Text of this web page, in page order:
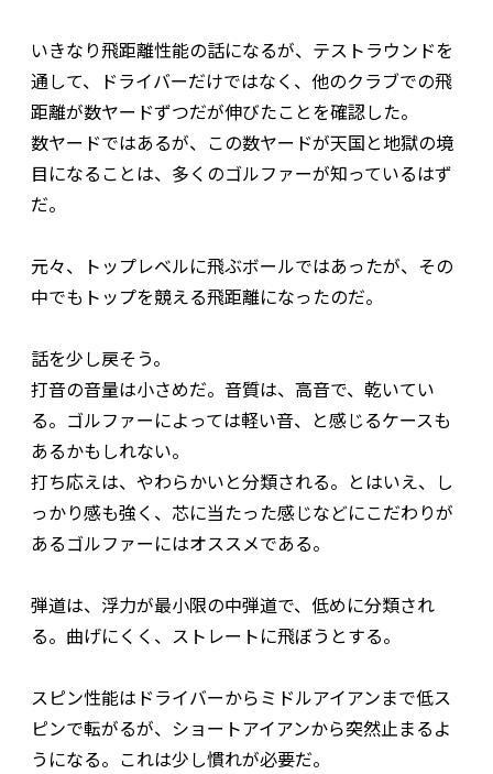
いきなり飛距離性能の話になるが、テストラウンドを
通して、ドライバーだけではなく、他のクラブでの飛
距離が数ヤードずつだが伸びたことを確認した。
数ヤードではあるが、この数ヤードが天国と地獄の境
目になることは、多くのゴルファーが知っているはず
だ。
元々、トップレベルに飛ぶボールではあったが、その
中でもトップを競える飛距離になったのだ。
話を少し戻そう。
打音の音量は小さめだ。音質は、高音で、乾いてい
る。ゴルファーによっては軽い音、と感じるケースも
あるかもしれない。
打ち応えは、やわらかいと分類される。とはいえ、し
っかり感も強く、芯に当たった感じなどにこだわりが
あるゴルファーにはオススメである。
弾道は、浮力が最小限の中弾道で、低めに分類され
る。曲げにくく、ストレートに飛ぼうとする。
スピン性能はドライバーからミドルアイアンまで低ス
ピンで転がるが、ショートアイアンから突然止まるよ
うになる。これは少し慣れが必要だ。